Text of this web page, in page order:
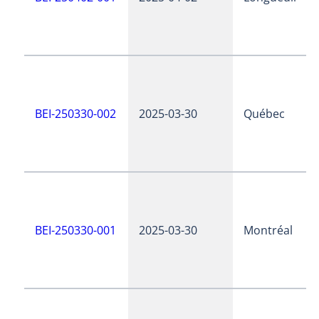
BEI-250330-002 2025-03-30 Québec
BEI-250330-001 2025-03-30 Montréal